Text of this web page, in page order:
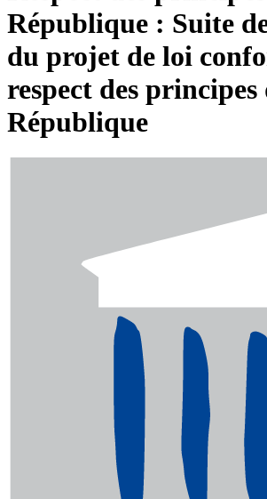
République : Suite
du projet de loi
respect des principes
République